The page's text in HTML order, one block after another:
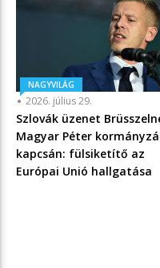
NAGYVILÁG
2026. július 29.
Szlovák üzenet
Magyar Péter
kapcsán: fülsiketítő az
Európai Unió hallgatása